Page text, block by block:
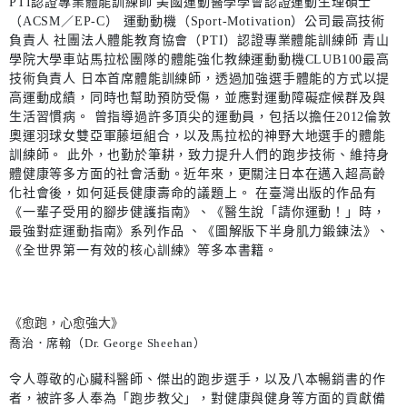
（ACSM／EP-C） 運動動機（Sport-Motivation）公司最高技術
負責人 社團法人體能教育協會（PTI）認證專業體能訓練師 青山
學院大學車站馬拉松團隊的體能強化教練運動動機CLUB100最高
技術負責人 日本首席體能訓練師，透過加強選手體能的方式以提
高運動成績，同時也幫助預防受傷，並應對運動障礙症候群及與
生活習慣病。 曾指導過許多頂尖的運動員，包括以擔任2012倫敦
奧運羽球女雙亞軍藤垣組合，以及馬拉松的神野大地選手的體能
訓練師。 此外，也勤於筆耕，致力提升人們的跑步技術、維持身
體健康等多方面的社會活動。近年來，更關注日本在邁入超高齡
化社會後，如何延長健康壽命的議題上。 在臺灣出版的作品有
《一輩子受用的腳步健護指南》、《醫生說「請你運動！」時，
最強對症運動指南》系列作品 、《圖解版下半身肌力鍛鍊法》、
《全世界第一有效的核心訓練》等多本書籍。
《愈跑，心愈強大》
喬治．席翰（Dr. George Sheehan）
令人尊敬的心臟科醫師、傑出的跑步選手，以及八本暢銷書的作
者，被許多人奉為「跑步教父」，對健康與健身等方面的貢獻備